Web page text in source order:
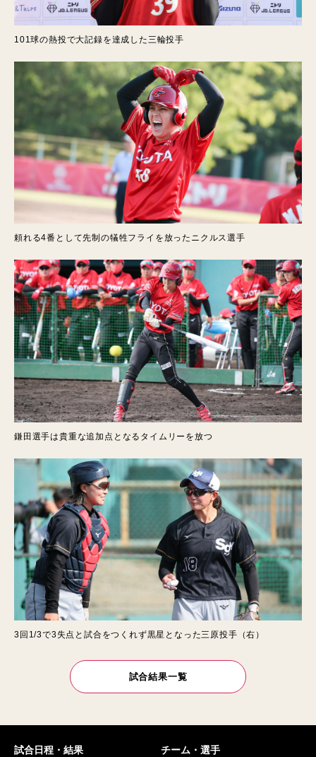
101球の熱投で大記録を達成した三輪投手
頼れる4番として先制の犠牲フライを放ったニクルス選手
鎌田選手は貴重な追加点となるタイムリーを放つ
3回1/3で3失点と試合をつくれず黒星となった三原投手（右）
試合結果一覧
試合日程・結果
チーム・選手